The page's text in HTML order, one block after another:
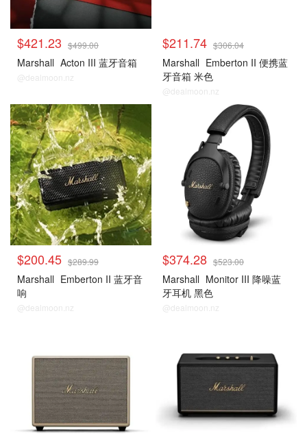
$421.23 $499.00
Marshall Acton III 蓝牙音箱
@dealmoon.nz
$211.74 $306.04
Marshall Emberton II 便携蓝
牙音箱 米色
@dealmoon.nz
$200.45 $289.99
Marshall Emberton II 蓝牙音
响
@dealmoon.nz
$374.28 $523.00
Marshall Monitor III 降噪蓝
牙耳机 黑色
@dealmoon.nz